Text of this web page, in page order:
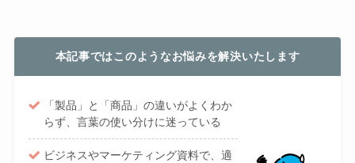
本記事ではこのようなお悩みを解決いたします
「製品」と「商品」の違いがよくわか
らず、言葉の使い分けに迷っている
ビジネスやマーケティング資料で、適